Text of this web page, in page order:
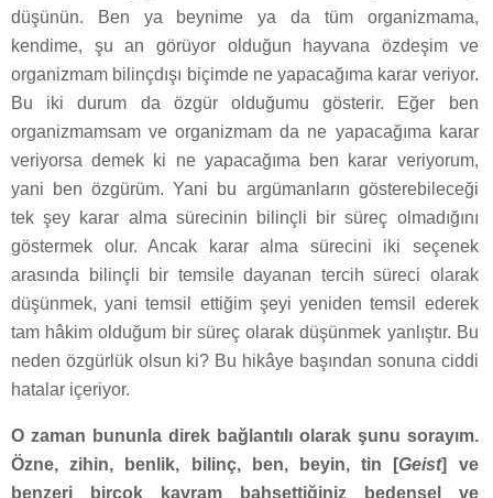
düşünün. Ben ya beynime ya da tüm organizmama,
kendime, şu an görüyor olduğun hayvana özdeşim ve
organizmam bilinçdışı biçimde ne yapacağıma karar veriyor.
Bu iki durum da özgür olduğumu gösterir. Eğer ben
organizmamsam ve organizmam da ne yapacağıma karar
veriyorsa demek ki ne yapacağıma ben karar veriyorum,
yani ben özgürüm. Yani bu argümanların gösterebileceği
tek şey karar alma sürecinin bilinçli bir süreç olmadığını
göstermek olur. Ancak karar alma sürecini iki seçenek
arasında bilinçli bir temsile dayanan tercih süreci olarak
düşünmek, yani temsil ettiğim şeyi yeniden temsil ederek
tam hâkim olduğum bir süreç olarak düşünmek yanlıştır. Bu
neden özgürlük olsun ki? Bu hikâye başından sonuna ciddi
hatalar içeriyor.
O zaman bununla direk bağlantılı olarak şunu sorayım.
Özne, zihin, benlik, bilinç, ben, beyin, tin [Geist] ve
benzeri birçok kavram bahsettiğiniz bedensel ve